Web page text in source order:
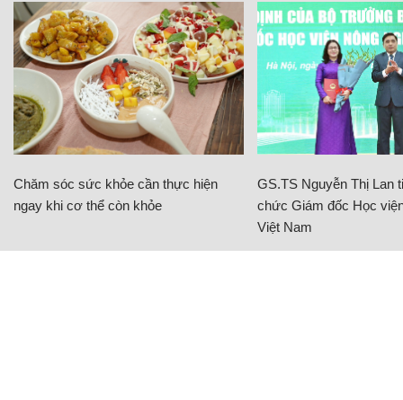
Chăm sóc sức khỏe cần thực hiện
ngay khi cơ thể còn khỏe
GS.TS Nguyễn Thị Lan
chức Giám đốc Học
Việt Nam